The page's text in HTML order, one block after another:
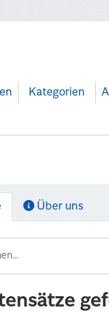
Kategorien
Über uns